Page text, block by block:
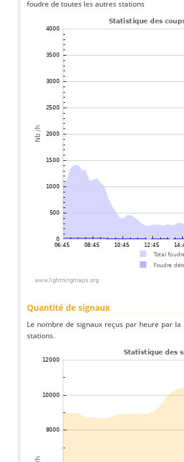
foudre de toutes les autres stations
Quantité de signaux
Le nombre de signaux reçus par heure par
stations.